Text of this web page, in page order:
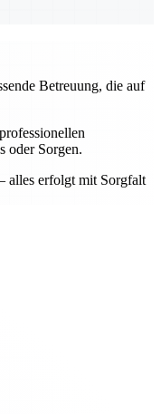
Betreuung, die auf
oder Sorgen.
alles erfolgt mit Sorgfalt